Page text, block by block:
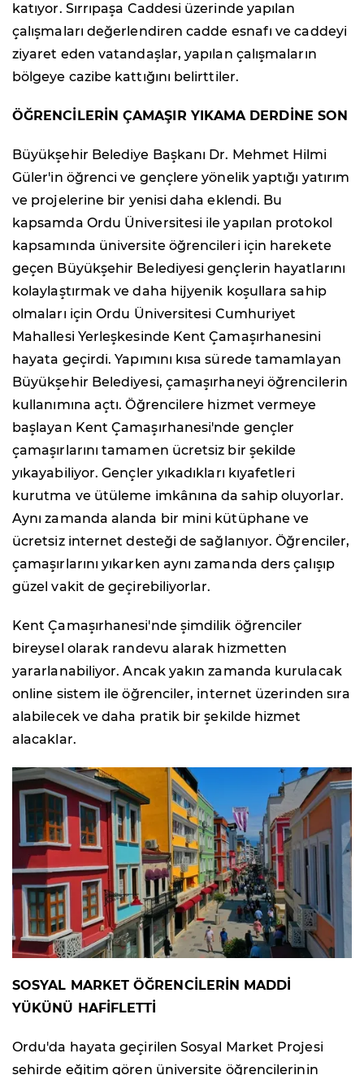
katıyor. Sırrıpaşa Caddesi üzerinde yapılan
çalışmaları değerlendiren cadde esnafı ve caddeyi
ziyaret eden vatandaşlar, yapılan çalışmaların
bölgeye cazibe kattığını belirttiler.
ÖĞRENCİLERİN ÇAMAŞIR YIKAMA DERDİNE SON
Büyükşehir Belediye Başkanı Dr. Mehmet Hilmi
Güler'in öğrenci ve gençlere yönelik yaptığı yatırım
ve projelerine bir yenisi daha eklendi. Bu
kapsamda Ordu Üniversitesi ile yapılan protokol
kapsamında üniversite öğrencileri için harekete
geçen Büyükşehir Belediyesi gençlerin hayatlarını
kolaylaştırmak ve daha hijyenik koşullara sahip
olmaları için Ordu Üniversitesi Cumhuriyet
Mahallesi Yerleşkesinde Kent Çamaşırhanesini
hayata geçirdi. Yapımını kısa sürede tamamlayan
Büyükşehir Belediyesi, çamaşırhaneyi öğrencilerin
kullanımına açtı. Öğrencilere hizmet vermeye
başlayan Kent Çamaşırhanesi'nde gençler
çamaşırlarını tamamen ücretsiz bir şekilde
yıkayabiliyor. Gençler yıkadıkları kıyafetleri
kurutma ve ütüleme imkânına da sahip oluyorlar.
Aynı zamanda alanda bir mini kütüphane ve
ücretsiz internet desteği de sağlanıyor. Öğrenciler,
çamaşırlarını yıkarken aynı zamanda ders çalışıp
güzel vakit de geçirebiliyorlar.
Kent Çamaşırhanesi'nde şimdilik öğrenciler
bireysel olarak randevu alarak hizmetten
yararlanabiliyor. Ancak yakın zamanda kurulacak
online sistem ile öğrenciler, internet üzerinden sıra
alabilecek ve daha pratik bir şekilde hizmet
alacaklar.
SOSYAL MARKET ÖĞRENCİLERİN MADDİ
YÜKÜNÜ HAFİFLETTİ
Ordu'da hayata geçirilen Sosyal Market Projesi
şehirde eğitim gören üniversite öğrencilerinin